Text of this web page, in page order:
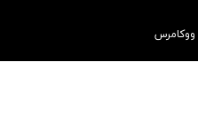
ووکامرس